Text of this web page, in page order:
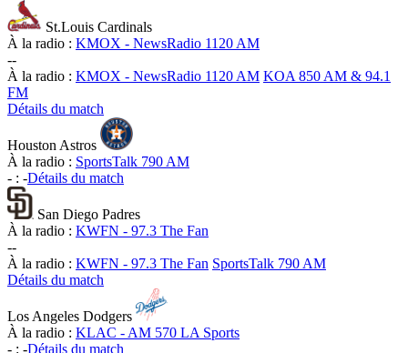
St.Louis Cardinals
À la radio : KMOX - NewsRadio 1120 AM
--
À la radio : KMOX - NewsRadio 1120 AM KOA 850 AM & 94.1
FM
Détails du match
Houston Astros
À la radio : SportsTalk 790 AM
- : -Détails du match
San Diego Padres
À la radio : KWFN - 97.3 The Fan
--
À la radio : KWFN - 97.3 The Fan SportsTalk 790 AM
Détails du match
Los Angeles Dodgers
À la radio : KLAC - AM 570 LA Sports
- : -Détails du match